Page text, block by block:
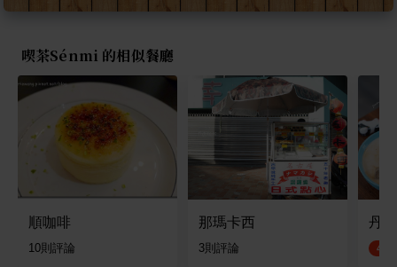
喫茶Sénmi 的相似餐廳
順咖啡
10則評論
那瑪卡西
3則評論
丹
4.6